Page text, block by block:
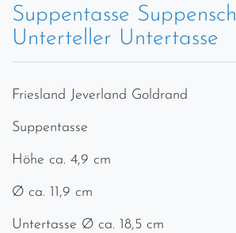
Suppentasse
Unterteller Untertasse
Friesland Jeverland Goldrand
Suppentasse
Höhe ca. 4,9 cm
Ø ca. 11,9 cm
Untertasse Ø ca. 18,5 cm